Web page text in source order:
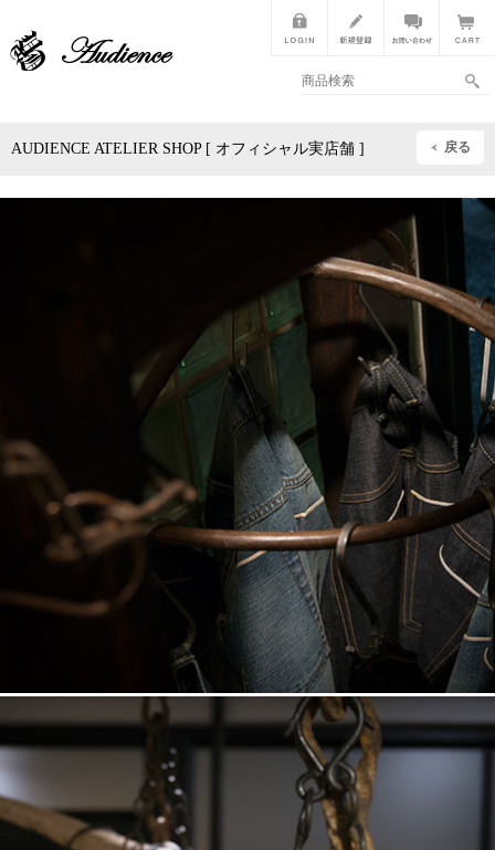
AUDIENCE ATELIER SHOP [ オフィシャル実店舗 ] 戻る